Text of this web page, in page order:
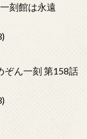
刻館は永遠
ぞん一刻 第158話